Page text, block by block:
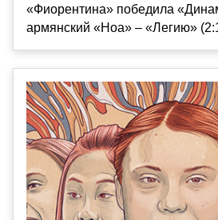
«Фиорентина» победила
армянский «Ноа» – «Легию»